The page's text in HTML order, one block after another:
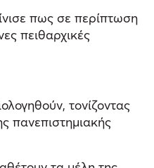
πως σε περίπτωση
πειθαρχικές
τονίζοντας
πανεπιστημιακής